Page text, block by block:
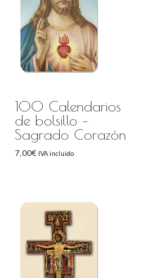
100 Calendarios
de bolsillo –
Sagrado Corazón
7,00€ IVA incluido